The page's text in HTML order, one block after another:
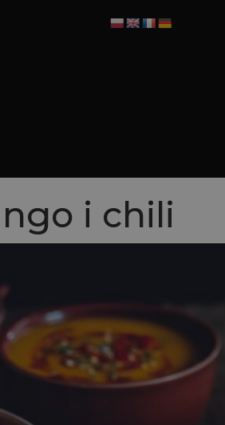
i chili